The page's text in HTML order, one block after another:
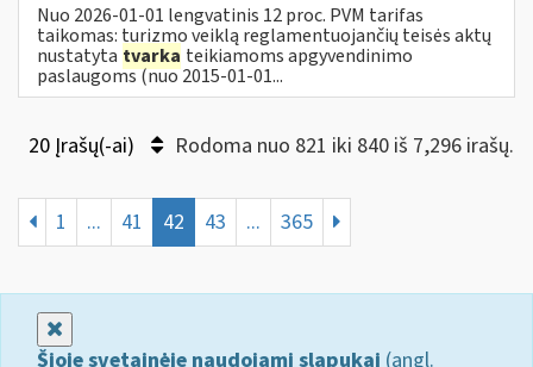
Nuo 2026-01-01 lengvatinis 12 proc. PVM tarifas
taikomas: turizmo veiklą reglamentuojančių teisės aktų
nustatyta tvarka teikiamoms apgyvendinimo
paslaugoms (nuo 2015-01-01...
20 Įrašų(-ai) Rodoma nuo 821 iki 840 iš 7,296 irašų.
1 ... 41 42 43 ... 365
Šioje svetainėje naudojami slapukai (angl.